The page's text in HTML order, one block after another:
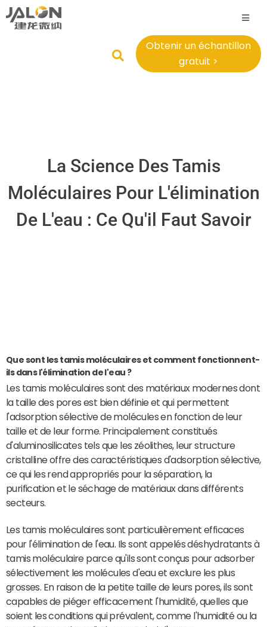
Obtenir un échantillon
gratuit >
La Science Des Tamis
Moléculaires Pour L'élimination
De L'eau : Ce Qu'il Faut Savoir
Que sont les tamis moléculaires et comment fonctionnent-
ils dans l'élimination de l'eau ?
Les tamis moléculaires sont des matériaux modernes dont
la taille des pores est bien définie et qui permettent
l'adsorption sélective de molécules en fonction de leur
taille et de leur forme. Principalement constitués
d'aluminosilicates tels que les zéolithes, leur structure
cristalline offre des caractéristiques d'adsorption sélective,
ce qui les rend appropriés pour la séparation, la
purification et le séchage de matériaux dans différents
secteurs.
Les tamis moléculaires sont particulièrement efficaces
pour l'élimination de l'eau. Ils sont appelés déshydratants à
tamis moléculaire parce qu'ils sont conçus pour adsorber
sélectivement les molécules d'eau et exclure les plus
grosses. En raison de la petite taille de leurs pores, ils sont
capables de piéger efficacement l'humidité, quelles que
soient les conditions qui prévalent, comme l'humidité ou la